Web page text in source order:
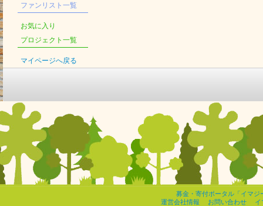
ファンリスト一覧
お気に入り
プロジェクト一覧
マイページへ戻る
募金・寄付ポータル「イマジ
運営会社情報
お問い合わせ
イ